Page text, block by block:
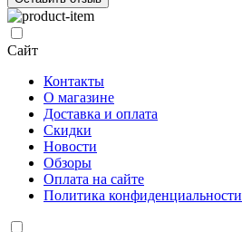
Сайт
Контакты
О магазине
Доставка и оплата
Скидки
Новости
Обзоры
Оплата на сайте
Политика конфиденциальности